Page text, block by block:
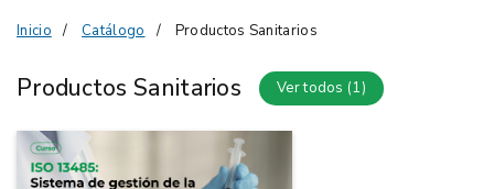
Inicio Catálogo Productos Sanitarios
Productos Sanitarios Ver todos (1)